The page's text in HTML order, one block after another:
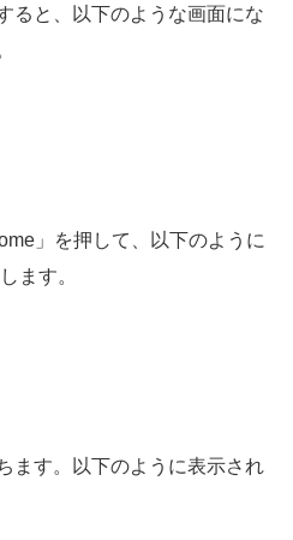
ると、以下のような画面にな
」を押して、以下のように
します。
ます。以下のように表示され